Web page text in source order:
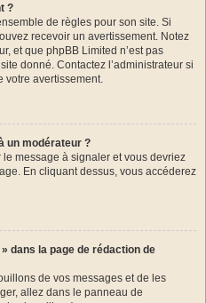
?
de règles pour son site. Si
recevoir un avertissement. Notez
et que phpBB Limited n’est pas
donné. Contactez l’administrateur si
votre avertissement.
un modérateur ?
le message à signaler et vous devriez
En cliquant dessus, vous accéderez
dans la page de rédaction de
de vos messages et de les
allez dans le panneau de